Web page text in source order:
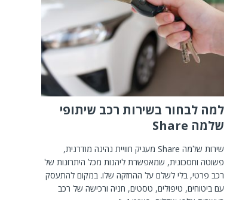
למה לבחור בשירות רכב שיתופי
שלמה Share
שירות שלמה Share מעניק חוויית נהיגה מודרנית,
פשוטה וחסכונית, שמאפשרת ליהנות מכל היתרונות של
רכב פרטי, בלי לשלם על ההחזקה שלו. במקום להתעסק
עם ביטוחים, טיפולים, טסטים, חניה ורכישה של רכב